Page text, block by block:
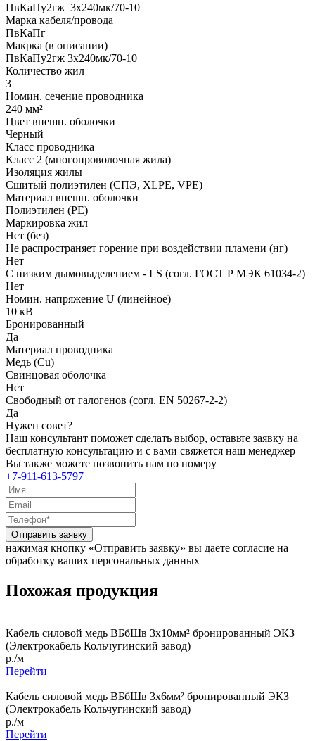
ПвКаПу2гж 3x240мк/70-10
Марка кабеля/провода
ПвКаПг
Макрка (в описании)
ПвКаПу2гж 3x240мк/70-10
Количество жил
3
Номин. сечение проводника
240 мм²
Цвет внешн. оболочки
Черный
Класс проводника
Класс 2 (многопроволочная жила)
Изоляция жилы
Сшитый полиэтилен (СПЭ, XLPE, VPE)
Материал внешн. оболочки
Полиэтилен (PE)
Маркировка жил
Нет (без)
Не распространяет горение при воздействии пламени (нг)
Нет
С низким дымовыделением - LS (согл. ГОСТ Р МЭК 61034-2)
Нет
Номин. напряжение U (линейное)
10 кВ
Бронированный
Да
Материал проводника
Медь (Cu)
Свинцовая оболочка
Нет
Свободный от галогенов (согл. EN 50267-2-2)
Да
Нужен совет?
Наш консультант поможет сделать выбор, оставьте заявку на
бесплатную консультацию и с вами свяжется наш менеджер
Вы также можете позвонить нам по номеру
+7-911-613-5797
Отправить заявку
нажимая кнопку «Отправить заявку» вы даете согласие на
обработку ваших персональных данных
Похожая продукция
Кабель силовой медь ВБбШв 3x10мм² бронированный ЭКЗ
(Электрокабель Кольчугинский завод)
р./м
Перейти
Кабель силовой медь ВБбШв 3x6мм² бронированный ЭКЗ
(Электрокабель Кольчугинский завод)
р./м
Перейти